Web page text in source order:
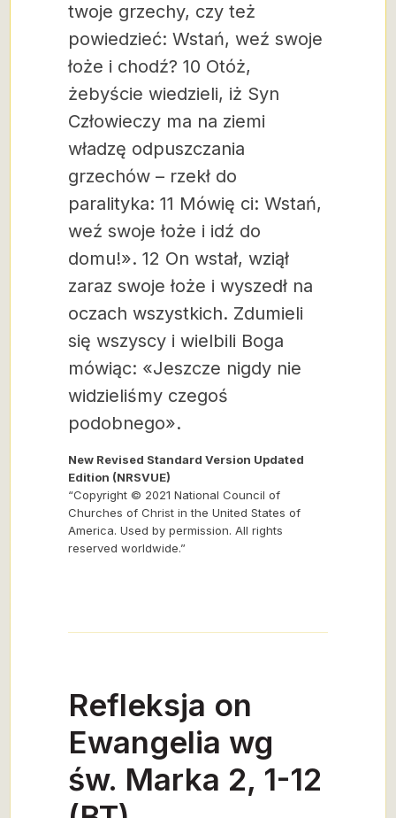
twoje grzechy, czy też
powiedzieć: Wstań, weź swoje
łoże i chodź? 10 Otóż,
żebyście wiedzieli, iż Syn
Człowieczy ma na ziemi
władzę odpuszczania
grzechów – rzekł do
paralityka: 11 Mówię ci: Wstań,
weź swoje łoże i idź do
domu!». 12 On wstał, wziął
zaraz swoje łoże i wyszedł na
oczach wszystkich. Zdumieli
się wszyscy i wielbili Boga
mówiąc: «Jeszcze nigdy nie
widzieliśmy czegoś
podobnego».
New Revised Standard Version Updated
Edition (NRSVUE)
“Copyright © 2021 National Council of
Churches of Christ in the United States of
America. Used by permission. All rights
reserved worldwide.”
Refleksja on
Ewangelia wg
św. Marka 2, 1-12